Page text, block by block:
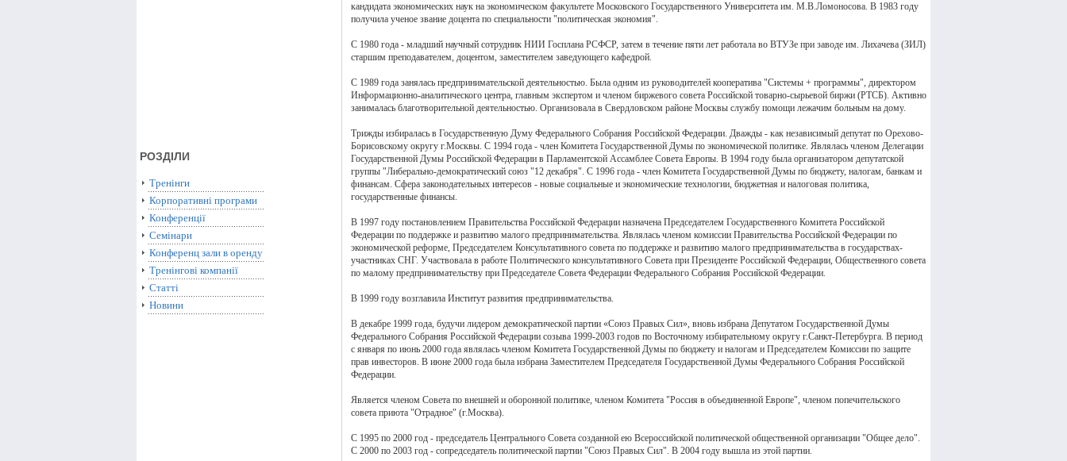
РОЗДІЛИ
Тренінги
Корпоративні програми
Конференції
Семінари
Конференц зали в оренду
Тренінгові компанії
Статті
Новини
кандидата экономических наук на экономическом факультете Московского Государственного Университета им. М.В.Ломоносова. В 1983 году
получила ученое звание доцента по специальности "политическая экономия".
С 1980 года - младший научный сотрудник НИИ Госплана РСФСР, затем в течение пяти лет работала во ВТУЗе при заводе им. Лихачева (ЗИЛ)
старшим преподавателем, доцентом, заместителем заведующего кафедрой.
С 1989 года занялась предпринимательской деятельностью. Была одним из руководителей кооператива "Системы + программы", директором
Информационно-аналитического центра, главным экспертом и членом биржевого совета Российской товарно-сырьевой биржи (РТСБ). Активно
занималась благотворительной деятельностью. Организовала в Свердловском районе Москвы службу помощи лежачим больным на дому.
Трижды избиралась в Государственную Думу Федерального Собрания Российской Федерации. Дважды - как независимый депутат по Орехово-
Борисовскому округу г.Москвы. С 1994 года - член Комитета Государственной Думы по экономической политике. Являлась членом Делегации
Государственной Думы Российской Федерации в Парламентской Ассамблее Совета Европы. В 1994 году была организатором депутатской
группы "Либерально-демократический союз "12 декабря". С 1996 года - член Комитета Государственной Думы по бюджету, налогам, банкам и
финансам. Сфера законодательных интересов - новые социальные и экономические технологии, бюджетная и налоговая политика,
государственные финансы.
В 1997 году постановлением Правительства Российской Федерации назначена Председателем Государственного Комитета Российской
Федерации по поддержке и развитию малого предпринимательства. Являлась членом комиссии Правительства Российской Федерации по
экономической реформе, Председателем Консультативного совета по поддержке и развитию малого предпринимательства в государствах-
участниках СНГ. Участвовала в работе Политического консультативного Совета при Президенте Российской Федерации, Общественного совета
по малому предпринимательству при Председателе Совета Федерации Федерального Собрания Российской Федерации.
В 1999 году возглавила Институт развития предпринимательства.
В декабре 1999 года, будучи лидером демократической партии «Союз Правых Сил», вновь избрана Депутатом Государственной Думы
Федерального Собрания Российской Федерации созыва 1999-2003 годов по Восточному избирательному округу г.Санкт-Петербурга. В период
с января по июнь 2000 года являлась членом Комитета Государственной Думы по бюджету и налогам и Председателем Комиссии по защите
прав инвесторов. В июне 2000 года была избрана Заместителем Председателя Государственной Думы Федерального Собрания Российской
Федерации.
Является членом Совета по внешней и оборонной политике, членом Комитета "Россия в объединенной Европе", членом попечительского
совета приюта "Отрадное" (г.Москва).
С 1995 по 2000 год - председатель Центрального Совета созданной ею Всероссийской политической общественной организации "Общее дело".
C 2000 по 2003 год - сопредседатель политической партии "Союз Правых Сил". В 2004 году вышла из этой партии.